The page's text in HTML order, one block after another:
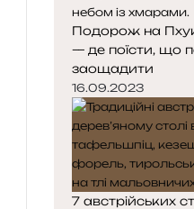
Подорож на
— де поїсти, що
заощадити
16.09.2023
7 австрійських